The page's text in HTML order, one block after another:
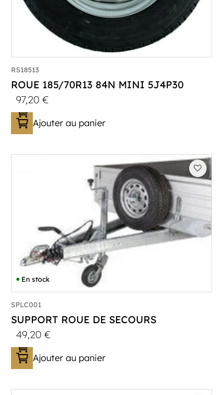
RS18513
ROUE 185/70R13 84N MINI 5J4P30
97,20€
Ajouter au panier
En stock
SPLC001
SUPPORT ROUE DE SECOURS
49,20€
Ajouter au panier